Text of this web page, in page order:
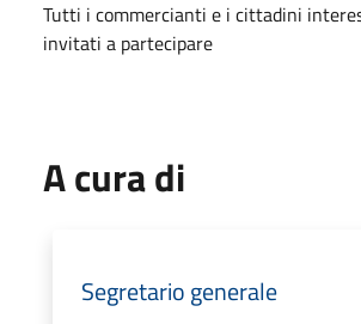
Tutti i commercianti e i cittadini
invitati a partecipare
A cura di
Segretario generale